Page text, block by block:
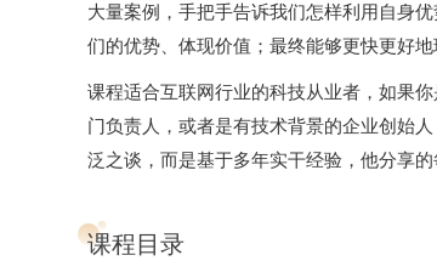
大量案例，手把手告诉我们怎样利用自身
们的优势、体现价值；最终能够更快更好
课程适合互联⽹⾏业的科技从业者，如果
⻔负责⼈，或者是有技术背景的企业创始
泛之谈，而是基于多年实干经验，他分享
课程目录